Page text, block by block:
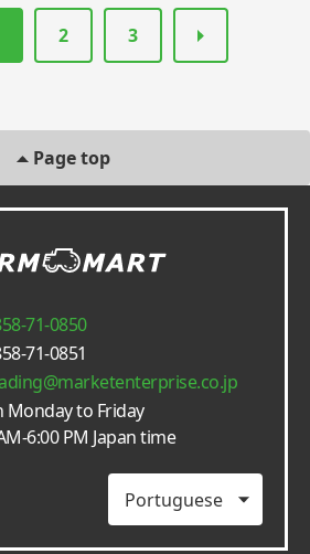
2 3
Page top
71-0850
71-0851
marketenterprise.co.jp
Monday to Friday
6:00 PM Japan time